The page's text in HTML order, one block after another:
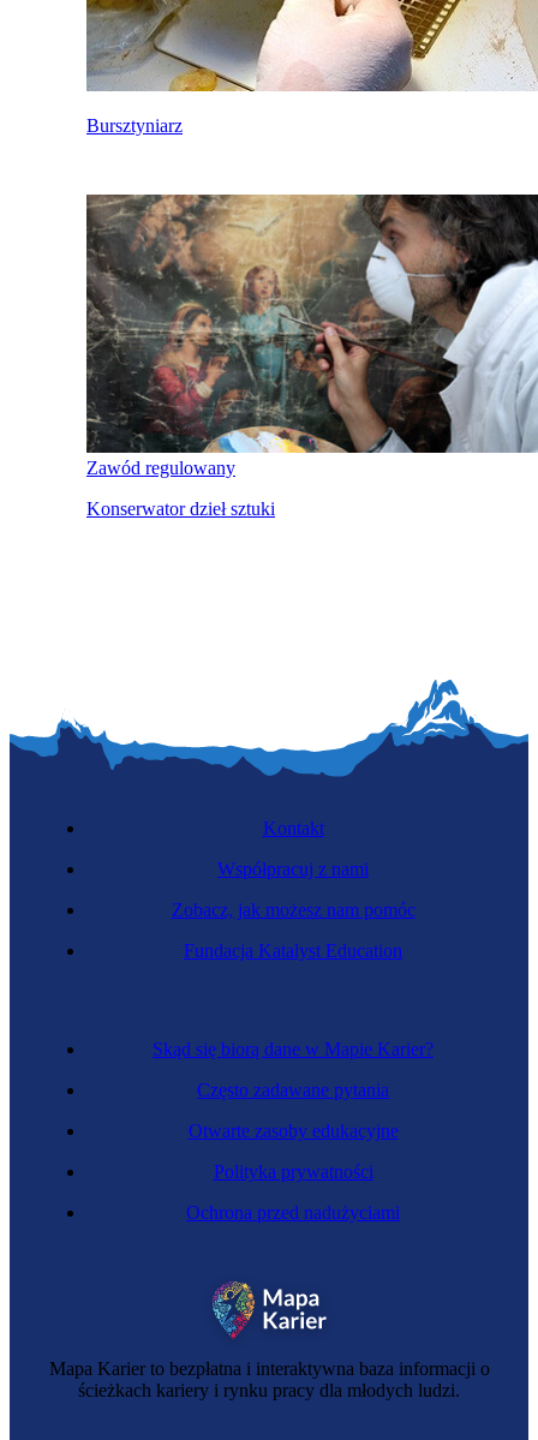
Bursztyniarz
Zawód regulowany
Konserwator dzieł sztuki
Mapa Karier to bezpłatna i interaktywna baza informacji o
ścieżkach kariery i rynku pracy dla młodych ludzi.
Skąd się biorą dane w Mapie Karier?
Często zadawane pytania
Otwarte zasoby edukacyjne
Polityka prywatności
Ochrona przed nadużyciami
Kontakt
Współpracuj z nami
Zobacz, jak możesz nam pomóc
Fundacja Katalyst Education